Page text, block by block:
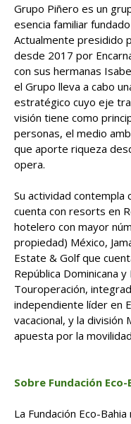
Grupo Piñero es un
esencia familiar
Actualmente presidido
desde 2017 por
con sus hermanas
el Grupo lleva a cabo
estratégico cuyo eje
visión tiene como
personas, el medio
que aporte riqueza
opera.
Su actividad contempla
cuenta con resorts en
hotelero con mayor
propiedad) México,
Estate & Golf que
República Dominicana
Touroperación,
independiente líder en
vacacional, y la
apuesta por la
Sobre Fundación Eco-
La Fundación Eco-